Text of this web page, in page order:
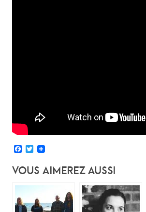
Facebook
Twitter
Vous Aimerez Aussi